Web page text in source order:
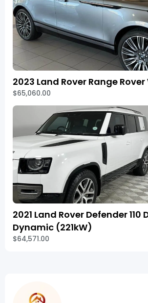
2023 Land Rover Range Rover
$65,060.00
2021 Land Rover Defender 110
Dynamic (221kW)
$64,571.00